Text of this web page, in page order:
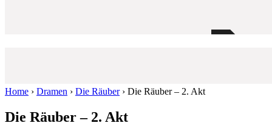
Home › Dramen › Die Räuber› Die Räuber – 2. Akt
Die Räuber – 2. Akt